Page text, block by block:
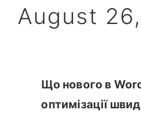
August
Що нового в
оптимізації